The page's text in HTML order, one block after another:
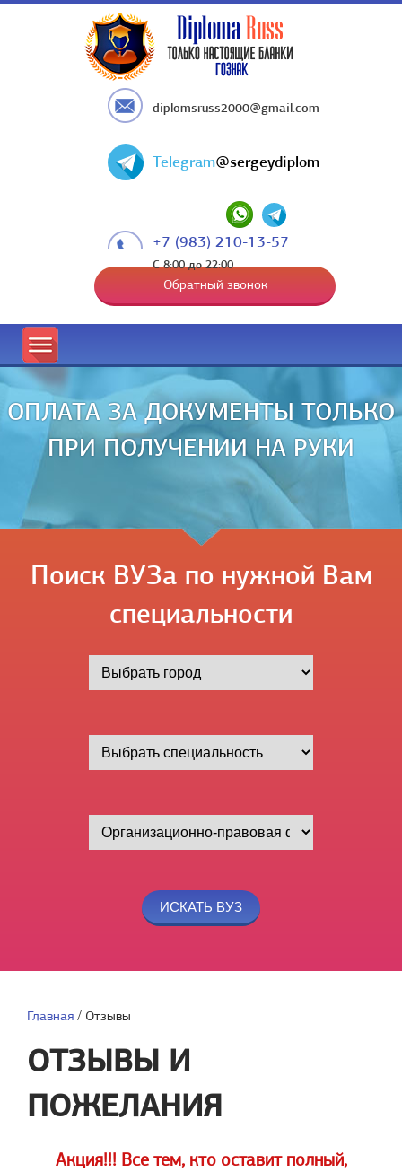
diplomsruss2000@gmail.com
Telegram@sergeydiplom
+7 (983) 210-13-57
С 8:00 до 22:00
Обратный звонок
ОПЛАТА ЗА ДОКУМЕНТЫ ТОЛЬКО
ПРИ ПОЛУЧЕНИИ НА РУКИ
Поиск ВУЗа по нужной Вам
специальности
Главная / Отзывы
ОТЗЫВЫ И
ПОЖЕЛАНИЯ
Акция!!! Все тем, кто оставит полный,